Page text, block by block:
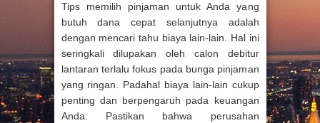
Tips memilih pinjaman untuk Anda yang
butuh dana cepat selanjutnya adalah
dengan mencari tahu biaya lain-lain. Hal ini
seringkali dilupakan oleh calon debitur
lantaran terlalu fokus pada bunga pinjaman
yang ringan. Padahal biaya lain-lain cukup
penting dan berpengaruh pada keuangan
Anda. Pastikan bahwa perusahan